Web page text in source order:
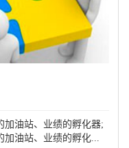
加油站、业绩的孵化器;
加油站、业绩的孵化...